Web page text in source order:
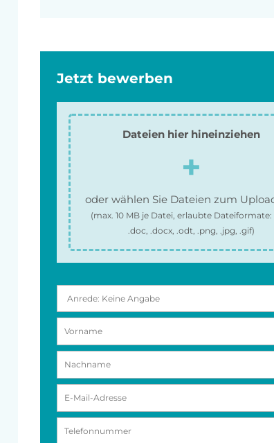
Jetzt bewerben
Dateien hier hineinziehen
oder wählen Sie Dateien zum
(max.10 MB je Datei, erlaubte Dateiformate:
.doc, .docx, .odt, .png, .jpg, .gif)